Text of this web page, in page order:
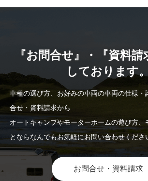
『お問合せ』・『資料
しております。
車種の選び方、お好みの車両の車両の仕様・
合せ・資料請求から
オートキャンプやモーターホームの遊び方、
とならなんでもお気軽にお問い合わせくださ
お問合せ・資料請求